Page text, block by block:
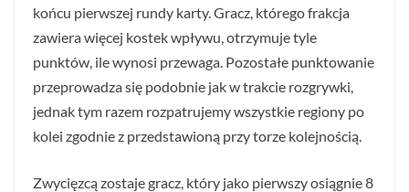
końcu pierwszej rundy karty. Gracz, którego frakcja
zawiera więcej kostek wpływu, otrzymuje tyle
punktów, ile wynosi przewaga. Pozostałe punktowanie
przeprowadza się podobnie jak w trakcie rozgrywki,
jednak tym razem rozpatrujemy wszystkie regiony po
kolei zgodnie z przedstawioną przy torze kolejnością.
Zwycięzcą zostaje gracz, który jako pierwszy osiągnie 8